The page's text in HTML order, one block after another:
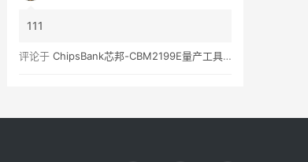
111
评论于 ChipsBank芯邦-CBM2199E量产工具亲测可用